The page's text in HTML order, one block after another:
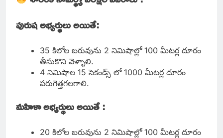
పురుష అభ్యర్థులు అయితే:
35 కిలోల బరువును 2 నిమిషాల్లో 100 మీటర్ల దూరం
తీసుకొని వెళ్ళాలి.
4 నిమిషాల 15 సెకండ్స్ లో 1000 మీటర్ల దూరం
పరుగెత్తగలగాలి.
మహిళా అభ్యర్థులు అయితే :
20 కిలోల బరువును 2 నిమిషాల్లో 100 మీటర్ల దూరం